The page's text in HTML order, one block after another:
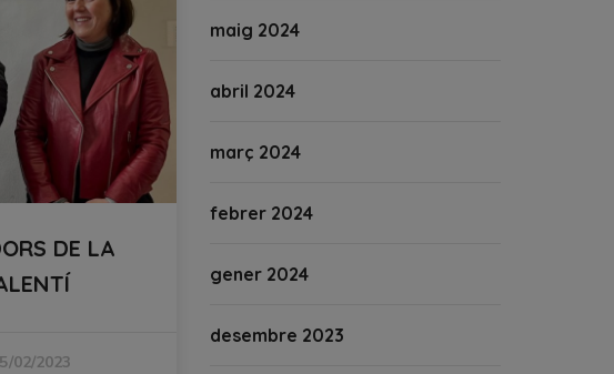
DE LA
02/2023
maig 2024
abril 2024
març 2024
febrer 2024
gener 2024
desembre 2023